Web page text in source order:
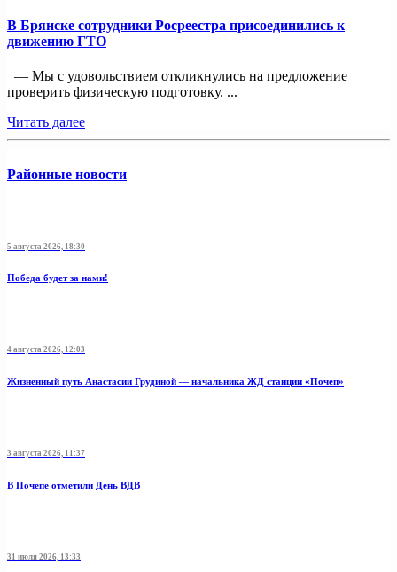
В Брянске сотрудники Росреестра присоединились к
движению ГТО
— Мы с удовольствием откликнулись на предложение
проверить физическую подготовку. ...
Читать далее
Районные новости
5 августа 2026, 18:30
Победа будет за нами!
4 августа 2026, 12:03
Жизненный путь Анастасии Грудиной — начальника ЖД станции «Почеп»
3 августа 2026, 11:37
В Почепе отметили День ВДВ
31 июля 2026, 13:33